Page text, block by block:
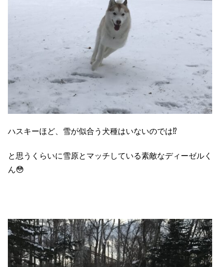
ハスキーほど、雪が似合う犬種はいないのでは⁉️
と思うくらいに雪原とマッチしている素敵なディーゼルく
ん😳